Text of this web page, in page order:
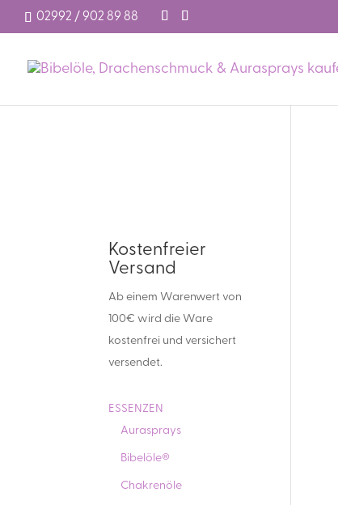
02992 / 902 89 88
Kostenfreier
Versand
Ab einem Warenwert von
100€ wird die Ware
kostenfrei und versichert
versendet.
ESSENZEN
Aurasprays
Bibelöle®
Chakrenöle